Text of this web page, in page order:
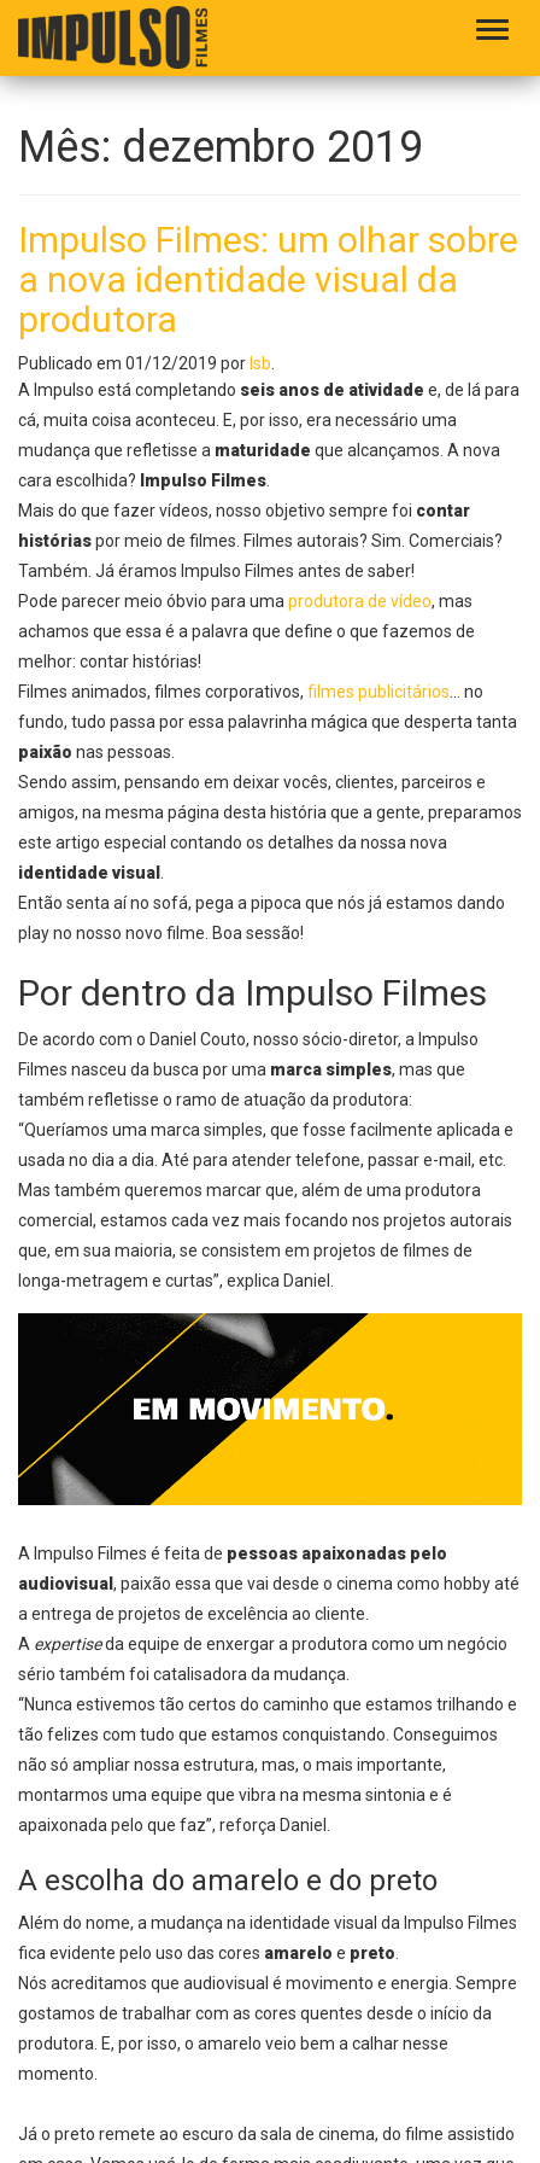
Mês: dezembro 2019
Impulso Filmes: um olhar sobre
a nova identidade visual da
produtora
Publicado em 01/12/2019 por lsb.
A Impulso está completando seis anos de atividade e, de lá para
cá, muita coisa aconteceu. E, por isso, era necessário uma
mudança que refletisse a maturidade que alcançamos. A nova
cara escolhida? Impulso Filmes.
Mais do que fazer vídeos, nosso objetivo sempre foi contar
históriaspor meio de filmes. Filmes autorais? Sim. Comerciais?
Também. Já éramos Impulso Filmes antes de saber!
Pode parecer meio óbvio para umaprodutora de vídeo, mas
achamos que essa é a palavra que define o que fazemos de
melhor: contar histórias!
Filmes animados, filmes corporativos, filmes publicitários… no
fundo, tudo passa por essa palavrinha mágica que desperta tanta
paixão nas pessoas.
Sendo assim, pensando em deixar vocês, clientes, parceiros e
amigos, na mesma página desta história que a gente, preparamos
este artigo especial contando os detalhes da nossa nova
identidade visual .
Então senta aí no sofá, pega a pipoca que nós já estamos dando
play no nosso novo filme. Boa sessão!
Por dentro da Impulso Filmes
De acordo com o Daniel Couto, nosso sócio-diretor, a Impulso
Filmes nasceu da busca por uma marca simples, mas que
também refletisse o ramo de atuação da produtora:
“Queríamos uma marca simples, que fosse facilmente aplicada e
usada no dia a dia. Até para atender telefone, passar e-mail, etc.
Mas também queremos marcar que, além de uma produtora
comercial, estamos cada vez mais focando nos projetos autorais
que, em sua maioria, se consistem em projetos de filmes de
longa-metragem e curtas”, explica Daniel.
A Impulso Filmes é feita de pessoas apaixonadas pelo
audiovisual , paixão essa que vai desde o cinema como hobby até
a entrega de projetos de excelência ao cliente.
A expertiseda equipe de enxergar a produtora como um negócio
sério também foi catalisadora da mudança.
“Nunca estivemos tão certos do caminho que estamos trilhando e
tão felizes com tudo que estamos conquistando. Conseguimos
não só ampliar nossa estrutura, mas, o mais importante,
montarmos uma equipe que vibra na mesma sintonia e é
apaixonada pelo que faz”, reforça Daniel.
A escolha do amarelo e do preto
Além do nome, a mudança na identidade visual da Impulso Filmes
fica evidente pelo uso das cores amarelo e preto
Nós acreditamos que audiovisual é movimento e energia. Sempre
gostamos de trabalhar com as cores quentes desde o início da
produtora. E, por isso, o amarelo veio bem a calhar nesse
momento.
Já o preto remete ao escuro da sala de cinema, do filme assistido